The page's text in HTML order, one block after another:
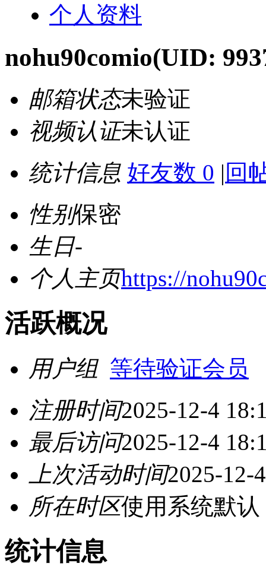
个人资料
nohu90comio(UID:
邮箱状态未验证
视频认证未认证
统计信息 好友数 0 | 回
性别保密
生日-
个人主页https://
活跃概况
用户组 等待验证会员
注册时间2025-12-4
最后访问2025-12-4
上次活动时间2025-12-
所在时区使用系统默认
统计信息